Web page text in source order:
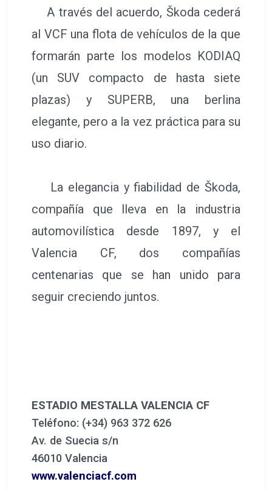
A través del acuerdo, Škoda cederá
al VCF una flota de vehículos de la que
formarán parte los modelos KODIAQ
(un SUV compacto de hasta siete
plazas) y SUPERB, una berlina
elegante, pero a la vez práctica para su
uso diario.
La elegancia y fiabilidad de Škoda,
compañía que lleva en la industria
automovilística desde 1897, y el
Valencia CF, dos compañías
centenarias que se han unido para
seguir creciendo juntos.
ESTADIO MESTALLA VALENCIA CF
Teléfono: (+34) 963 372 626
Av. de Suecia s/n
46010 Valencia
www.valenciacf.com